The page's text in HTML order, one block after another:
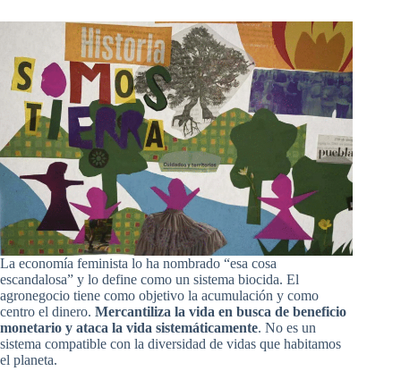
La economía feminista lo ha nombrado “esa cosa
escandalosa” y lo define como un sistema biocida. El
agronegocio tiene como objetivo la acumulación y como
centro el dinero. Mercantiliza la vida en busca de beneficio
monetario y ataca la vida sistemáticamente. No es un
sistema compatible con la diversidad de vidas que habitamos
el planeta.